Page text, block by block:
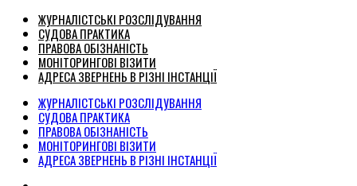
ЖУРНАЛІСТСЬКІ РОЗСЛІДУВАННЯ
СУДОВА ПРАКТИКА
ПРАВОВА ОБІЗНАНІСТЬ
МОНІТОРИНГОВІ ВІЗИТИ
АДРЕСА ЗВЕРНЕНЬ В РІЗНІ ІНСТАНЦІЇ
ЖУРНАЛІСТСЬКІ РОЗСЛІДУВАННЯ
СУДОВА ПРАКТИКА
ПРАВОВА ОБІЗНАНІСТЬ
МОНІТОРИНГОВІ ВІЗИТИ
АДРЕСА ЗВЕРНЕНЬ В РІЗНІ ІНСТАНЦІЇ